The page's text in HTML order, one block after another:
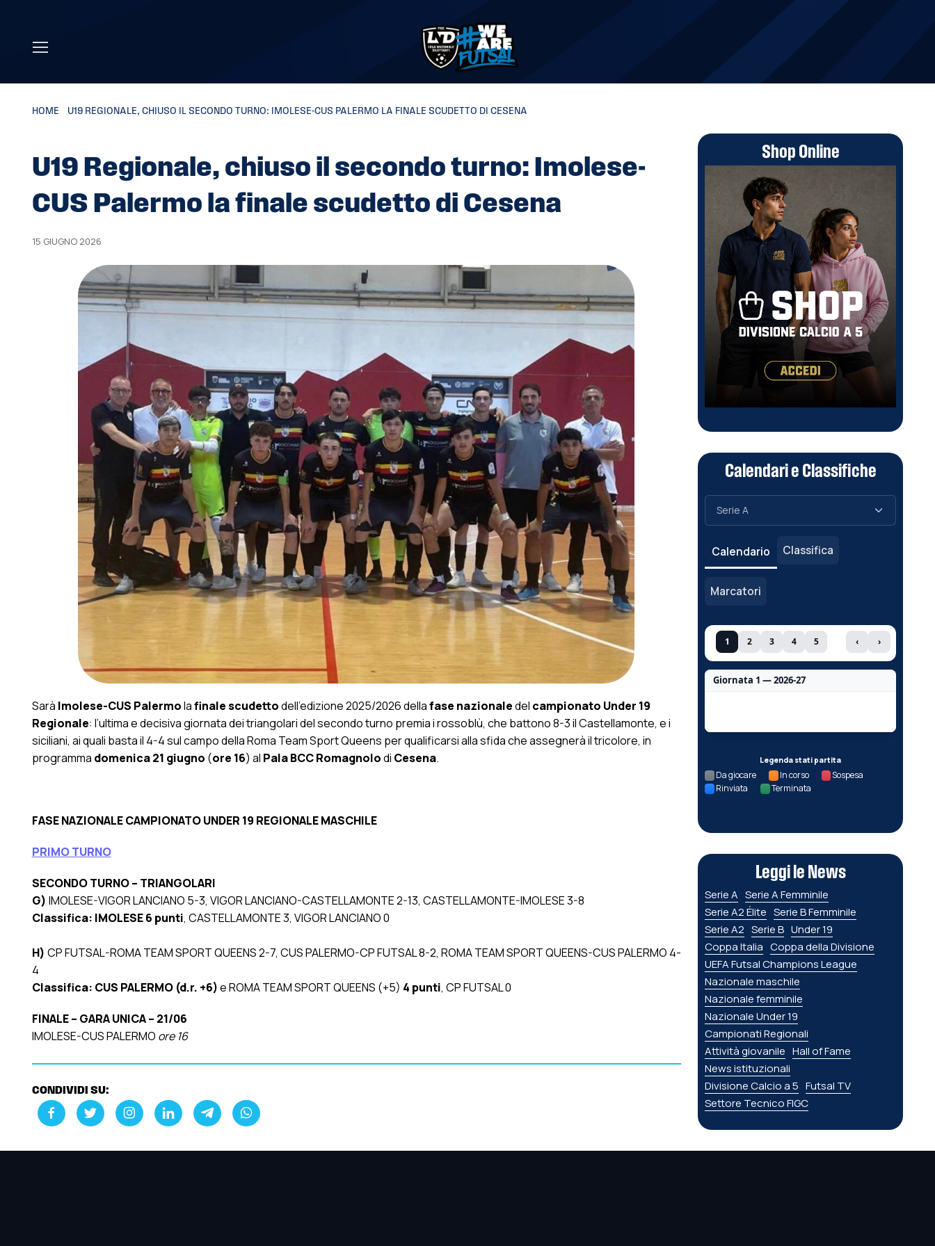
HOME U19 REGIONALE, CHIUSO IL SECONDO TURNO: IMOLESE-CUS PALERMO LA FINALE SCUDETTO DI CESENA
U19 Regionale, chiuso il secondo turno: Imolese-
CUS Palermo la finale scudetto di Cesena
15 GIUGNO 2026
Sarà Imolese-CUS Palermolafinale scudettodell’edizione 2025/2026 dellafase nazionaledel campionato Under 19
Regionale: l’ultima e decisiva giornata dei triangolari del secondo turno premia i rossoblù, che battono 8-3 il Castellamonte, e i
siciliani, ai quali basta il 4-4 sul campo della Roma Team Sport Queens per qualificarsi alla sfida che assegnerà il tricolore, in
programma domenica 21 giugno (ore 16) al Pala BCC Romagnolodi Cesena.
FASE NAZIONALE CAMPIONATO UNDER 19 REGIONALE MASCHILE
PRIMO TURNO
SECONDO TURNO – TRIANGOLARI
G) IMOLESE-VIGOR LANCIANO 5-3, VIGOR LANCIANO-CASTELLAMONTE 2-13, CASTELLAMONTE-IMOLESE 3-8
Classifica: IMOLESE 6 punti, CASTELLAMONTE 3, VIGOR LANCIANO 0
H) CP FUTSAL-ROMA TEAM SPORT QUEENS 2-7, CUS PALERMO-CP FUTSAL 8-2, ROMA TEAM SPORT QUEENS-CUS PALERMO 4-
4
Classifica: CUS PALERMO (d.r. +6)e ROMA TEAM SPORT QUEENS (+5) 4 punti, CP FUTSAL 0
FINALE – GARA UNICA – 21/06
IMOLESE-CUS PALERMO ore 16
CONDIVIDI SU:
Shop Online
Calendari e Classifiche
Calendario Classifica
Marcatori
1 2 3 4 5 ‹ ›
Giornata 1 — 2026-27
Legenda stati partita
Da giocare In corso
Sospesa
Rinviata
Terminata
Leggi le News
Serie A Serie A Femminile
Serie A2 Élite Serie B Femminile
Serie A2 Serie B Under 19
Coppa Italia Coppa della Divisione
UEFA Futsal Champions League
Nazionale maschile
Nazionale femminile
Nazionale Under 19
Campionati Regionali
Attività giovanile Hall of Fame
News istituzionali
Divisione Calcio a 5 Futsal TV
Settore Tecnico FIGC